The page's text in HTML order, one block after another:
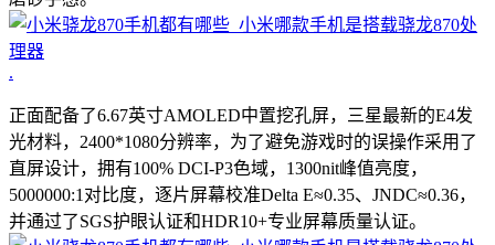
.
正面配备了6.67英寸AMOLED中置挖孔屏，三星最新的E4发
光材料，2400*1080分辨率，为了避免游戏时的误操作采用了
直屏设计，拥有100% DCI-P3色域，1300nit峰值亮度，
5000000:1对比度，逐片屏幕校准Delta E≈0.35、JNDC≈0.36，
并通过了SGS护眼认证和HDR10+专业屏幕质量认证。